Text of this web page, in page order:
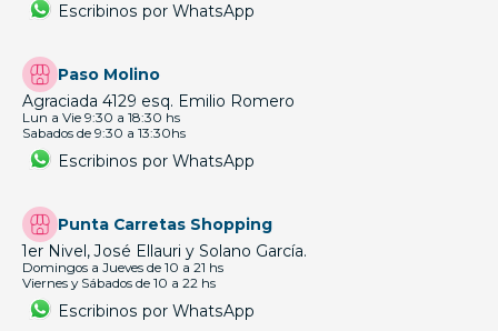
Escribinos por WhatsApp
Paso Molino
Agraciada 4129 esq. Emilio Romero
Lun a Vie 9:30 a 18:30 hs
Sabados de 9:30 a 13:30hs
Escribinos por WhatsApp
Punta Carretas Shopping
1er Nivel, José Ellauri y Solano García.
Domingos a Jueves de 10 a 21 hs
Viernes y Sábados de 10 a 22 hs
Escribinos por WhatsApp